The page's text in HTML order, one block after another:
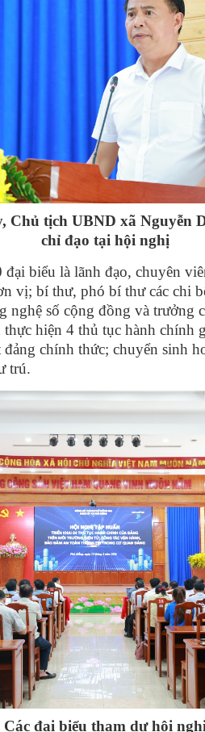
Chủ tịch UBND xã Nguyễn
chỉ đạo tại hội nghị
biểu là lãnh đạo, chuyên
vị; bí thư, phó bí thư các chi
nghệ số cộng đồng và trưởng
hiện 4 thủ tục hành chính
chính thức; chuyển sinh
trú.
Các đại biểu tham dự hội nghị